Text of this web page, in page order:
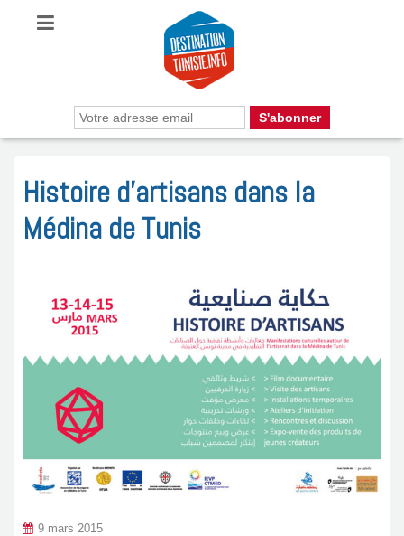
Histoire d’artisans dans la
Médina de Tunis
9 mars 2015